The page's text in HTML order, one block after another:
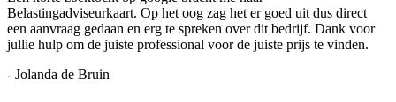
Belastingadviseurkaart. Op het oog zag het er goed uit dus direct
een aanvraag gedaan en erg te spreken over dit bedrijf. Dank voor
jullie hulp om de juiste professional voor de juiste prijs te vinden.
- Jolanda de Bruin